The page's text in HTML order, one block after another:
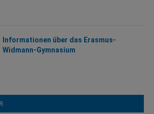
Informationen über das Erasmus-
Widmann-Gymnasium